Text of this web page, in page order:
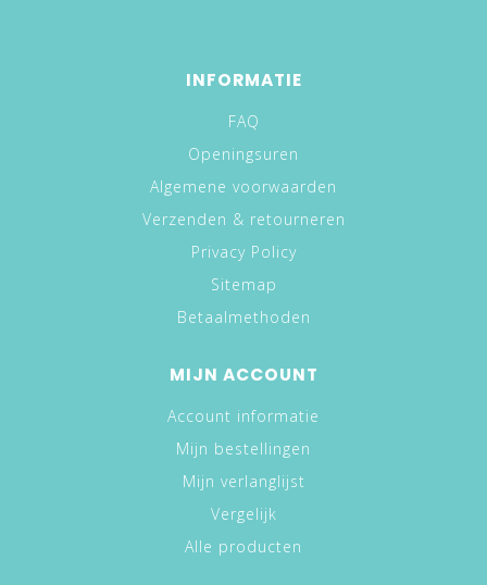
INFORMATIE
FAQ
Openingsuren
Algemene voorwaarden
Verzenden & retourneren
Privacy Policy
Sitemap
Betaalmethoden
MIJN ACCOUNT
Account informatie
Mijn bestellingen
Mijn verlanglijst
Vergelijk
Alle producten